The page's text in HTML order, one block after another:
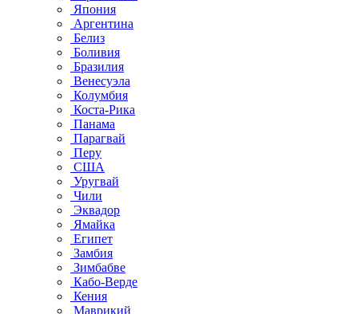
Япония
Аргентина
Белиз
Боливия
Бразилия
Венесуэла
Колумбия
Коста-Рика
Панама
Парагвай
Перу
США
Уругвай
Чили
Эквадор
Ямайка
Египет
Замбия
Зимбабве
Кабо-Верде
Кения
Маврикий